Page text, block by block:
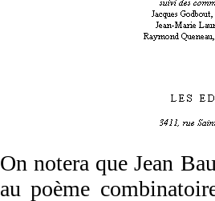
On notera que Jean
au poème